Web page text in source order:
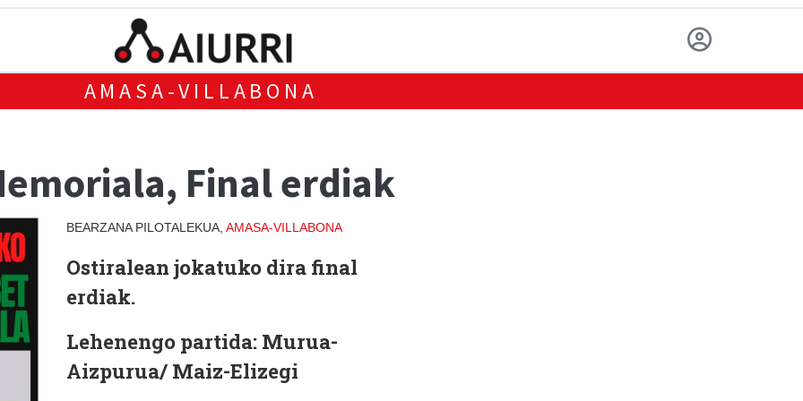
AMASA-VILLABONA
Final erdiak
BEARZANA PILOTALEKUA, AMASA-VILLABONA
Ostiralean jokatuko dira final
erdiak.
Lehenengo partida: Murua-
Aizpurua/ Maiz-Elizegi